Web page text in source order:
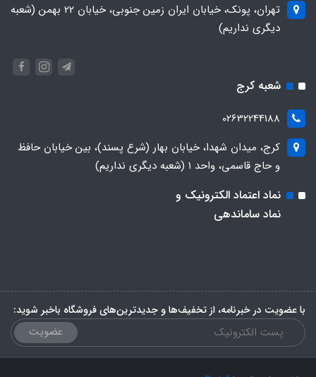
تهران، پونک، خیابان ایران زمین جنوبی، خیابان 22 بهمن (شعبه
دیگری نداریم)
شعبه کرج
02632244188
کرج، میدان شهدا، خیابان بهار (شرع پسند)، بین خیابان حافظ
و حاج قاسمی، واحد ۱ (شعبه دیگری نداریم)
نماد اعتماد الکترونیک و
نماد ساماندهی
با عضویت در خبرنامه، از تخفیف‌ها و جدیدترین‌های فروشگاه باخبر شوید:
عضویت